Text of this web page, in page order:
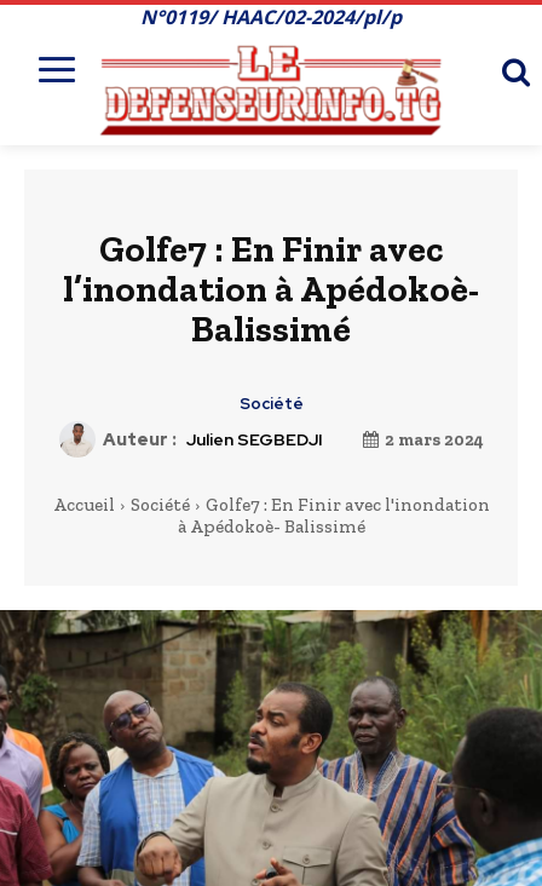
N°0119/ HAAC/02-2024/pl/p
Golfe7 : En Finir avec
l’inondation à Apédokoè-
Balissimé
Société
Auteur : Julien SEGBEDJI 2 mars 2024
Accueil Société
Golfe7 : En Finir avec l'inondation
à Apédokoè- Balissimé